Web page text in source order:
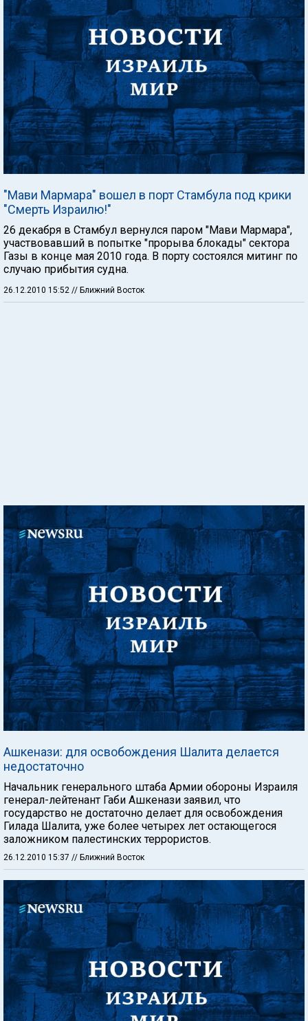
"Мави Мармара" вошел в порт Стамбула под крики
"Смерть Израилю!"
26 декабря в Стамбул вернулся паром "Мави Мармара",
участвовавший в попытке "прорыва блокады" сектора
Газы в конце мая 2010 года. В порту состоялся митинг по
случаю прибытия судна.
26.12.2010 15:52 // Ближний Восток
Ашкенази: для освобождения Шалита делается
недостаточно
Начальник генерального штаба Армии обороны Израиля
генерал-лейтенант Габи Ашкенази заявил, что
государство не достаточно делает для освобождения
Гилада Шалита, уже более четырех лет остающегося
заложником палестинских террористов.
26.12.2010 15:37 // Ближний Восток